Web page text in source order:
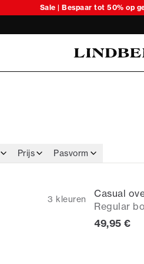
Sale | Bespaar tot 50% op
kleding
Prijs Pasvorm
3 kleuren
Casual
Regular
Huidige
49,95 €